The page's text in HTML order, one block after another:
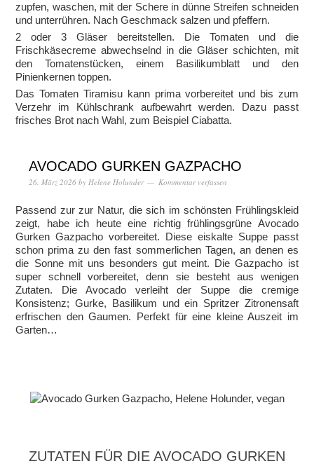
zupfen, waschen, mit der Schere in dünne Streifen schneiden
und unterrühren. Nach Geschmack salzen und pfeffern.
2 oder 3 Gläser bereitstellen. Die Tomaten und die
Frischkäsecreme abwechselnd in die Gläser schichten, mit
den Tomatenstücken, einem Basilikumblatt und den
Pinienkernen toppen.
Das Tomaten Tiramisu kann prima vorbereitet und bis zum
Verzehr im Kühlschrank aufbewahrt werden. Dazu passt
frisches Brot nach Wahl, zum Beispiel Ciabatta.
AVOCADO GURKEN GAZPACHO
26. März 2026 by Helene Holunder Kommentar verfassen
Passend zur zur Natur, die sich im schönsten Frühlingskleid
zeigt, habe ich heute eine richtig frühlingsgrüne Avocado
Gurken Gazpacho vorbereitet. Diese eiskalte Suppe passt
schon prima zu den fast sommerlichen Tagen, an denen es
die Sonne mit uns besonders gut meint. Die Gazpacho ist
super schnell vorbereitet, denn sie besteht aus wenigen
Zutaten. Die Avocado verleiht der Suppe die cremige
Konsistenz; Gurke, Basilikum und ein Spritzer Zitronensaft
erfrischen den Gaumen. Perfekt für eine kleine Auszeit im
Garten…
ZUTATEN FÜR DIE AVOCADO GURKEN